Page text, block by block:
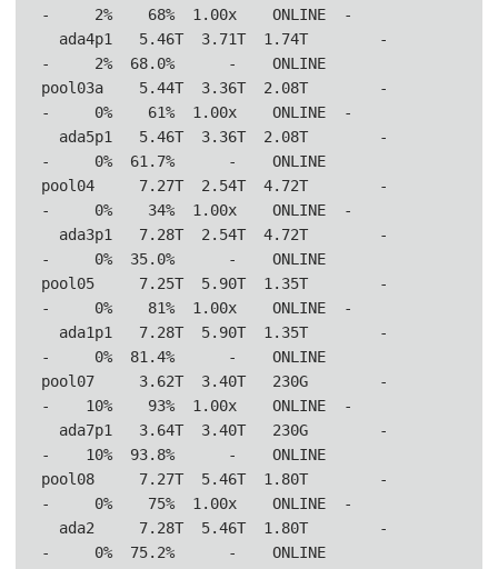
-     2%    68%  1.00x    ONLINE  -
-     2%  68.0%      -    ONLINE
pool03a    5.44T  3.36T  2.08T        -
-     0%    61%  1.00x    ONLINE  -
-     0%  61.7%      -    ONLINE
pool04     7.27T  2.54T  4.72T        -
-     0%    34%  1.00x    ONLINE  -
-     0%  35.0%      -    ONLINE
pool05     7.25T  5.90T  1.35T        -
-     0%    81%  1.00x    ONLINE  -
-     0%  81.4%      -    ONLINE
pool07     3.62T  3.40T   230G        -
-    10%    93%  1.00x    ONLINE  -
-    10%  93.8%      -    ONLINE
pool08     7.27T  5.46T  1.80T        -
-     0%    75%  1.00x    ONLINE  -
-     0%  75.2%      -    ONLINE